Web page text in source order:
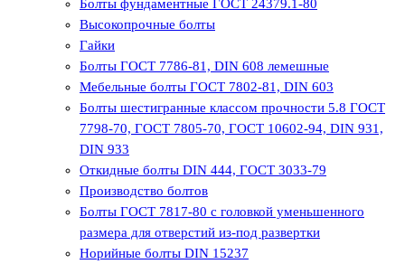
Болты фундаментные ГОСТ 24379.1-80
Высокопрочные болты
Гайки
Болты ГОСТ 7786-81, DIN 608 лемешные
Мебельные болты ГОСТ 7802-81, DIN 603
Болты шестигранные классом прочности 5.8 ГОСТ
7798-70, ГОСТ 7805-70, ГОСТ 10602-94, DIN 931,
DIN 933
Откидные болты DIN 444, ГОСТ 3033-79
Производство болтов
Болты ГОСТ 7817-80 с головкой уменьшенного
размера для отверстий из-под развертки
Норийные болты DIN 15237